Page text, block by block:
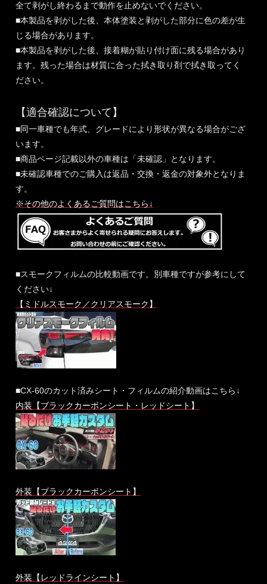
全て剥がし終わるまで動作を止めないでください。
■本製品を剥がした後、本体塗装と剥がした部分に色の差が生
じる場合があります。
■本製品を剥がした後、接着糊が貼り付け面に残る場合があり
ます。残った場合は材質に合った拭き取り剤で拭き取ってく
ださい。
【適合確認について】
■同一車種でも年式、グレードにより形状が異なる場合がござ
います。
■商品ページ記載以外の車種は「未確認」となります。
■未確認車種でのご購入は返品・交換・返金の対象外となりま
す。
※その他のよくあるご質問はこちら↓
■スモークフィルムの比較動画です。別車種ですが参考にして
ください↓
【ミドルスモーク／クリアスモーク】
■CX-60のカット済みシート・フィルムの紹介動画はこちら↓
内装【ブラックカーボンシート・レッドシート】
外装【ブラックカーボンシート】
外装【レッドラインシート】